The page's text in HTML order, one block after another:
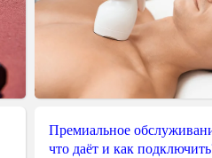
Премиальное
что даёт и как